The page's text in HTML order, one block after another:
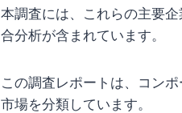
本調査には、これらの主要
合分析が含まれています。
この調査レポートは、コン
市場を分類しています。